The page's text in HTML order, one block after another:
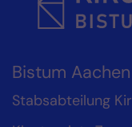
Bistum Aachen
Stabsabteilung